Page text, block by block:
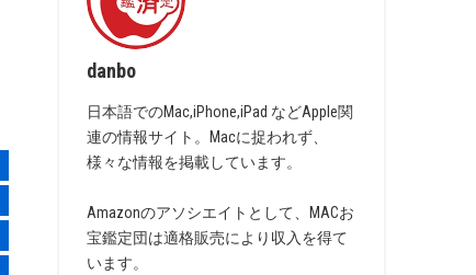
danbo
日本語でのMac,iPhone,iPad などApple関
連の情報サイト。Macに捉われず、
様々な情報を掲載しています。
Amazonのアソシエイトとして、MACお
宝鑑定団は適格販売により収入を得て
います。